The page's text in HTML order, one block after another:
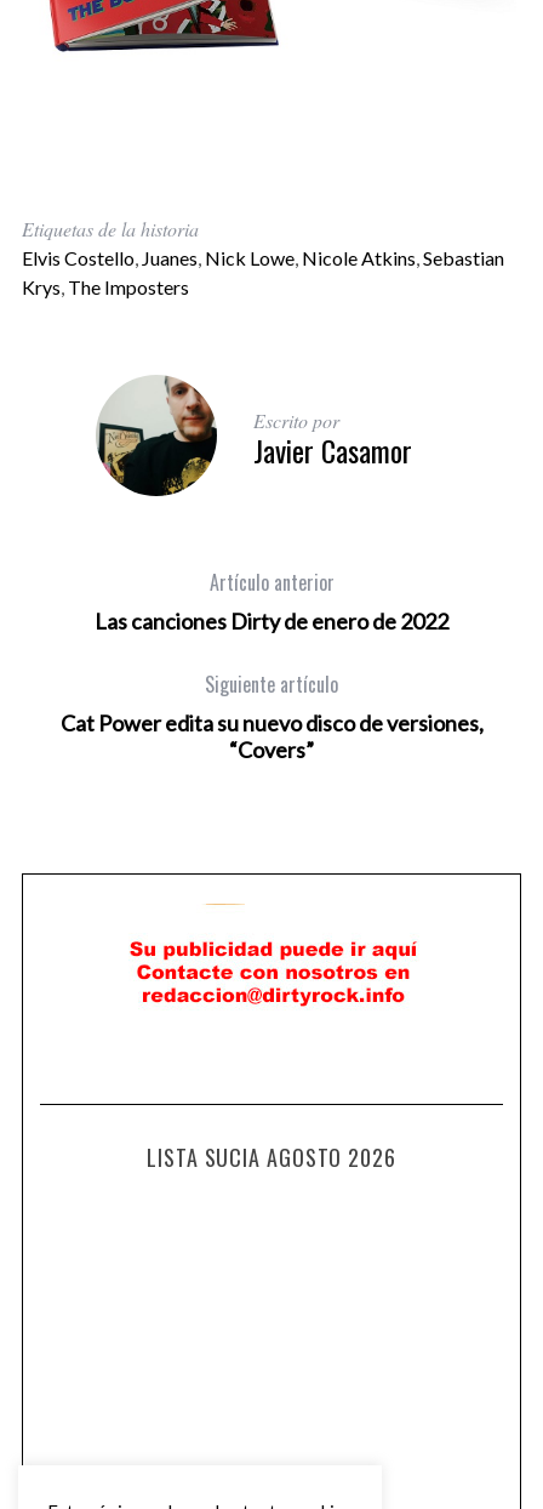
Etiquetas de la historia
Elvis Costello, Juanes, Nick Lowe, Nicole Atkins,Sebastian
Krys, The Imposters
Escrito por
Javier Casamor
Artículo anterior
Las canciones Dirty de enero de 2022
Siguiente artículo
Cat Power edita su nuevo disco de versiones,
“Covers”
LISTA SUCIA AGOSTO 2026